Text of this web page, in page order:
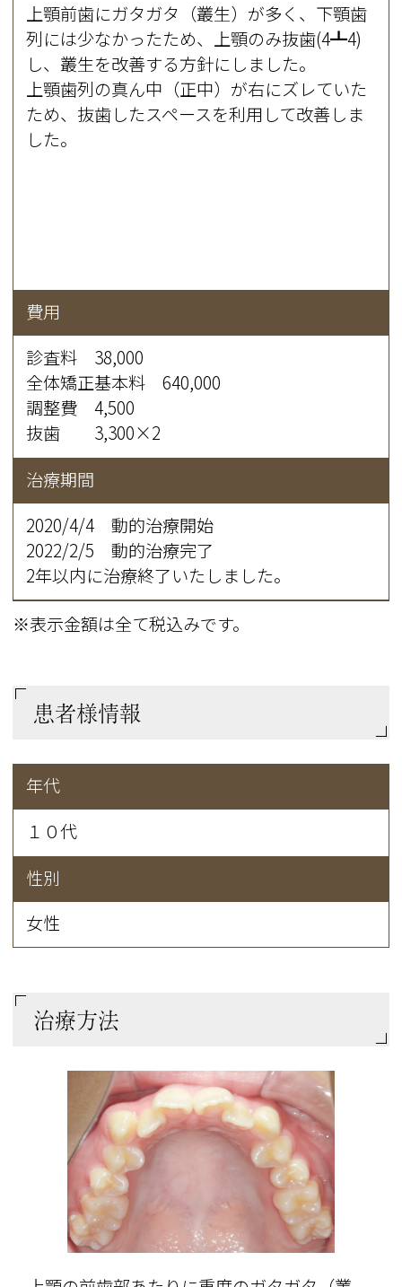
上顎前歯にガタガタ（叢生）が多く、下顎歯
列には少なかったため、上顎のみ抜歯(4┻4)
し、叢生を改善する方針にしました。
上顎歯列の真ん中（正中）が右にズレていた
ため、抜歯したスペースを利用して改善しま
した。
費用
診査料 38,000
全体矯正基本料 640,000
調整費 4,500
抜歯 3,300×2
治療期間
2020/4/4 動的治療開始
2022/2/5 動的治療完了
2年以内に治療終了いたしました。
※表示金額は全て税込みです。
患者様情報
年代
１０代
性別
女性
治療方法